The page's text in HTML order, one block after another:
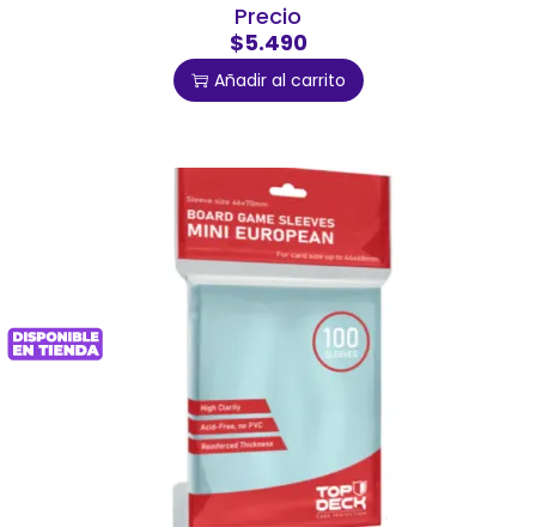
Precio
$5.490
Añadir al carrito